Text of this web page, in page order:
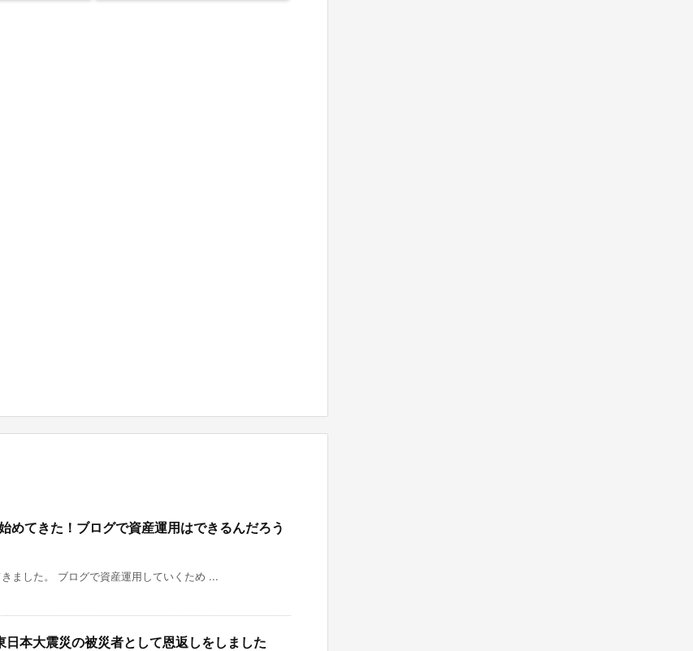
めてきた！ブログで資産運用はできるんだろう
ました。 ブログで資産運用していくため ...
本大震災の被災者として恩返しをしました